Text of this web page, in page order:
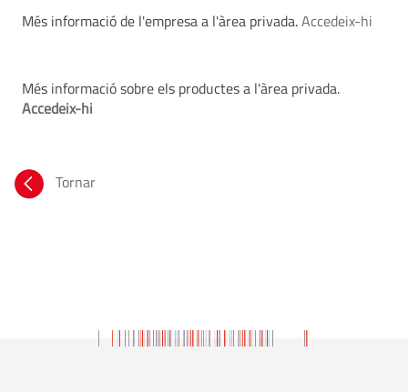
Més informació de l'empresa a l'àrea privada.Accedeix-hi
Més informació sobre els productes a l'àrea privada.
Accedeix-hi
Tornar